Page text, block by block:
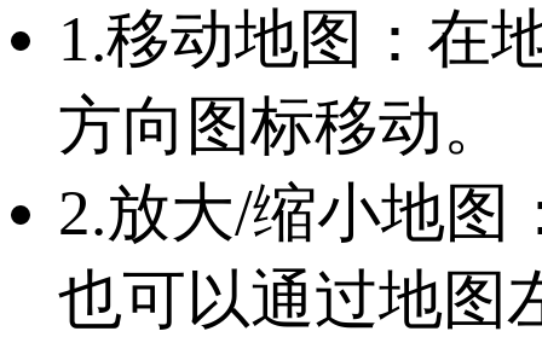
1.移动地图：在
方向图标移动。
2.放大/缩小地图
也可以通过地图